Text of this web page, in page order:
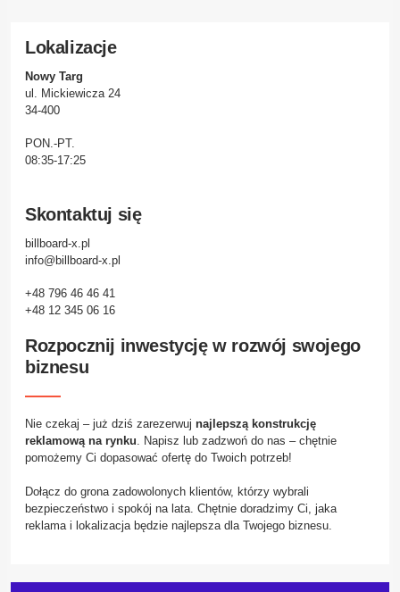
Lokalizacje
Nowy Targ
ul. Mickiewicza 24
34-400
PON.-PT.
08:35-17:25
Skontaktuj się
billboard-x.pl
info@billboard-x.pl
+48 796 46 46 41
+48 12 345 06 16
Rozpocznij inwestycję w rozwój swojego
biznesu
Nie czekaj – już dziś zarezerwuj najlepszą konstrukcję
reklamową na rynku. Napisz lub zadzwoń do nas – chętnie
pomożemy Ci dopasować ofertę do Twoich potrzeb!
Dołącz do grona zadowolonych klientów, którzy wybrali
bezpieczeństwo i spokój na lata. Chętnie doradzimy Ci, jaka
reklama i lokalizacja będzie najlepsza dla Twojego biznesu.